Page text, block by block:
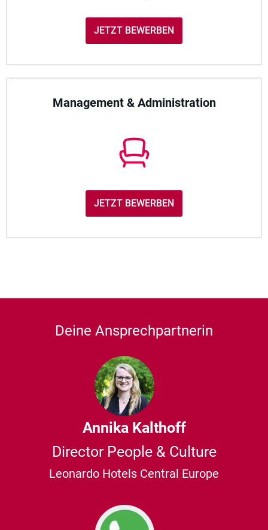
JETZT BEWERBEN
Management & Administration
JETZT BEWERBEN
Deine Ansprechpartnerin
Annika Kalthoff
Director People & Culture
Leonardo Hotels Central Europe